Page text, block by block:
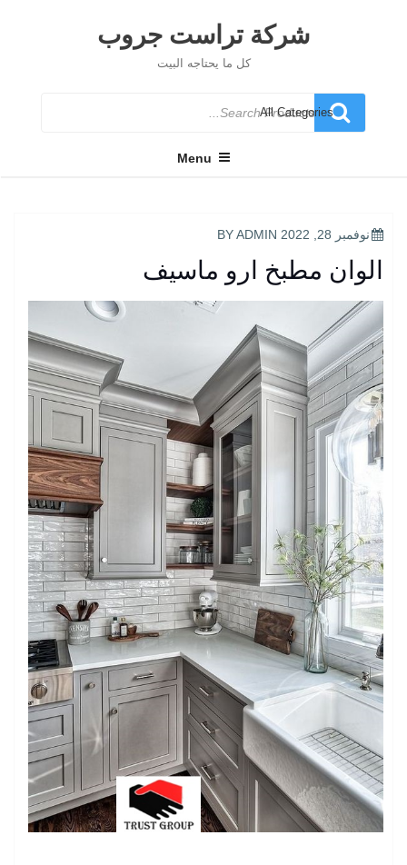
شركة تراست جروب
كل ما يحتاجه البيت
Search
for
Menu
POSTED
نوفمبر 28, 2022 ADMIN
الوان مطبخ ارو ماسيف